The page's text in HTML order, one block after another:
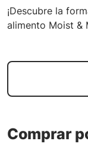
¡Descubre la
alimento Moist &
Comprar